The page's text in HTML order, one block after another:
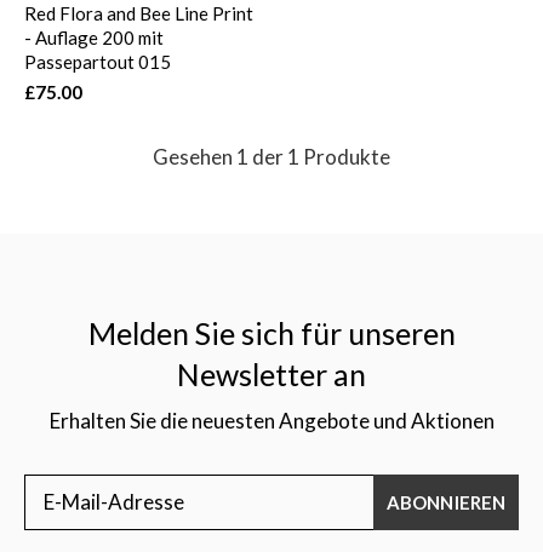
Red Flora and Bee Line Print
- Auflage 200 mit
Passepartout 015
£75.00
Gesehen 1 der 1 Produkte
Melden Sie sich für unseren
Newsletter an
Erhalten Sie die neuesten Angebote und Aktionen
ABONNIEREN